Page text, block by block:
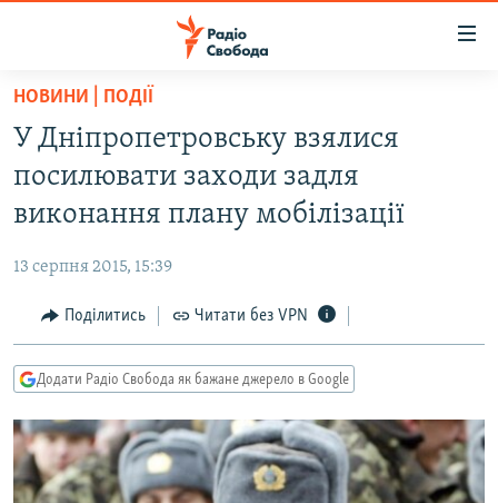
Перейти
основного
матеріалу
до
основної
навігації
Перейти
до
пошуку
ВСЕ ЗА ДОБУ
ЕКОНОМІКА
СУСПІЛЬСТВО
УКРАЇНА
СВІТ
РОСІЙСЬКА «ФІЛЬТРАЦІЯ»
ДОНБАС.РЕАЛІЇ
ТИ ЯК?
СХЕМИ
КИТАЙ.ВИКЛИКИ
НОВИНИ | ПОДІЇ
У Дніпропетровську взялися
посилювати заходи задля
виконання плану мобілізації
13 серпня 2015, 15:39
Поділитись Читати без VPN
Додати Радіо Свобода як бажане джерело в Google